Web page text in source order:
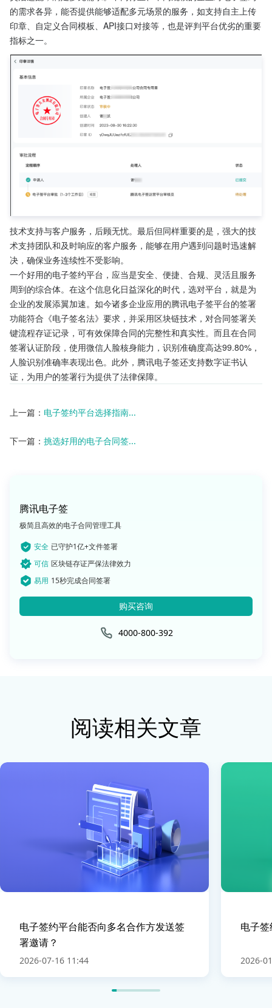
的需求各异，能否提供能够适配多元场景的服务，如支持自主上传
印章、自定义合同模板、API接口对接等，也是评判平台优劣的重要
指标之一。
技术支持与客户服务，后顾无忧。最后但同样重要的是，强大的技
术支持团队和及时响应的客户服务，能够在用户遇到问题时迅速解
决，确保业务连续性不受影响。
一个好用的电子签约平台，应当是安全、便捷、合规、灵活且服务
周到的综合体。在这个信息化日益深化的时代，选对平台，就是为
企业的发展添翼加速。如今诸多企业应用的腾讯电子签平台的签署
功能符合《电子签名法》要求，并采用区块链技术，对合同签署关
键流程存证记录，可有效保障合同的完整性和真实性。而且在合同
签署认证阶段，使用微信人脸核身能力，识别准确度高达99.80%，
人脸识别准确率表现出色。此外，腾讯电子签还支持数字证书认
证，为用户的签署行为提供了法律保障。
上一篇： 电子签约平台选择指南...
下一篇： 挑选好用的电子合同签...
腾讯电子签
极简且高效的电子合同管理工具
安全 已守护1亿+文件签署
可信 区块链存证严保法律效力
易用 15秒完成合同签署
购买咨询
4000-800-392
阅读相关文章
电子签约平台能否向多名合作方发送签
署邀请？
2026-07-16 11:44
电子
2026-